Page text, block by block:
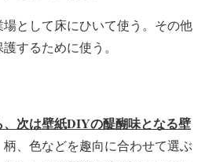
として床にひいて使う。その他
するために使う。
次は壁紙DIYの醍醐味となる壁
、色などを趣向に合わせて選ぶ